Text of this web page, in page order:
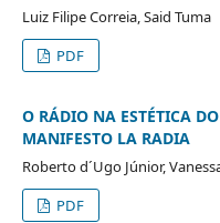
Luiz Filipe Correia, Said Tuma
PDF
O RÁDIO NA ESTÉTICA
MANIFESTO LA RADIA
Roberto d´Ugo Júnior,
PDF